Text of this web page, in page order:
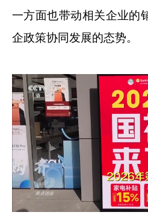
一方面也带动相关企业的
企政策协同发展的态势。